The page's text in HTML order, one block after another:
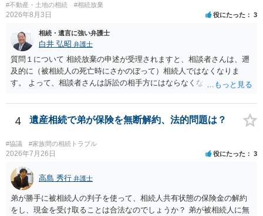
は思います。その場合、かかるのは戸籍等の取得費用と印紙代だけと
を確認し、印紙と共に家庭裁判所に提出して相続放棄申述受理通知書
を待つという流れになります。
#不動産・土地の相続 #相続放棄
2026年8月3日 役にたった 3
相続・遺言に強い弁護士
白井 弘昭 弁護士
質問１について 相続放棄の申述が受理されますと、相談者さんは、遡
及的に（被相続人の死亡時にさかのぼって）相続人ではなくなりま
す。 よって、相談者さんは訴訟の相手方にはならなくなるので（明け
理証明を家庭裁判所で取得し、コピーを答弁書に添えて裁判所に提出
してください。 質問２について 請求棄却を求める答弁書を提出すれ
ば、第１回期日は出席する必要がありません。その日は差支え（用事
があり出席できない）との記載で十分です。 質問３について 弁護士で
はないので、ｍｉｎｔｓでの提出の必要は無いと思います。郵送（期
限までに届けばよい）で十分です。 詳細は、書面記載の裁判所書記官
にお問い合わせください。 以上、ご参考まで。
4 遺産相続で弟が保険を無断解約、法的問題は？
#協議 #家族間の相続トラブル
2026年7月26日 役にたった 3
高島 秀行 弁護士
弟が勝手に被相続人の判子を使って、相続人共有状態の保険金の解約
をし、現金を受け取ることは合法なのでしょうか？ 弟が被相続人に無